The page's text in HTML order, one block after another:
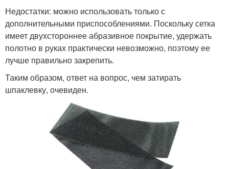
Недостатки: можно использовать только с
дополнительными приспособлениями. Поскольку сетка
имеет двухстороннее абразивное покрытие, удержать
полотно в руках практически невозможно, поэтому ее
лучше правильно закрепить.
Таким образом, ответ на вопрос, чем затирать
шпаклевку, очевиден.